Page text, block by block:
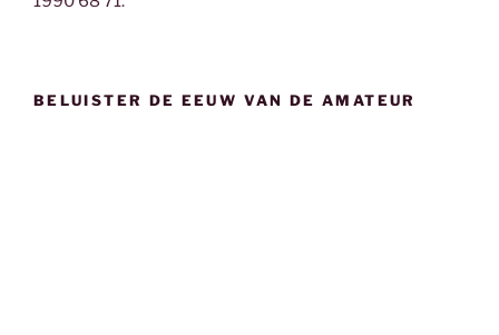
BELUISTER DE EEUW VAN DE AMATEUR